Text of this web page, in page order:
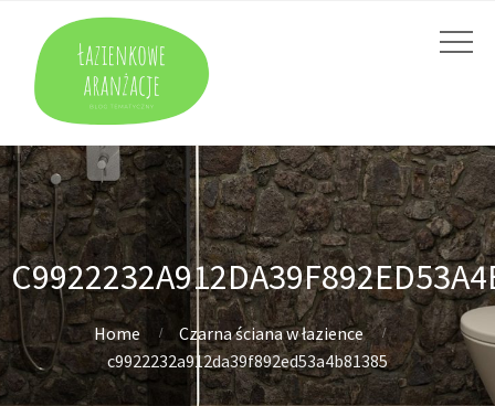
Home
Czarna ściana w łazience
c9922232a912da39f892ed53a4b81385